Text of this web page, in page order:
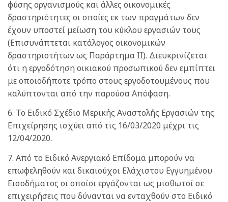
φύσης οργανισμούς και άλλες οικονομικές
δραστηριότητες οι οποίες εκ των πραγμάτων δεν
έχουν υποστεί μείωση του κύκλου εργασιών τους
(Επισυνάπτεται κατάλογος οικονομικών
δραστηριοτήτων ως Παράρτημα ΙΙ). Διευκρινίζεται
ότι η εργοδότηση οικιακού προσωπικού δεν εμπίπτει
με οποιοδήποτε τρόπο στους εργοδοτουμένους που
καλύπτονται από την παρούσα Απόφαση.
6. Το Ειδικό Σχέδιο Μερικής Αναστολής Εργασιών της
Επιχείρησης ισχύει από τις 16/03/2020 μέχρι τις
12/04/2020.
7. Από το Ειδικό Ανεργιακό Επίδομα μπορούν να
επωφεληθούν και δικαιούχοι Ελάχιστου Εγγυημένου
Εισοδήματος οι οποίοι εργάζονται ως μισθωτοί σε
επιχειρήσεις που δύνανται να ενταχθούν στο Ειδικό